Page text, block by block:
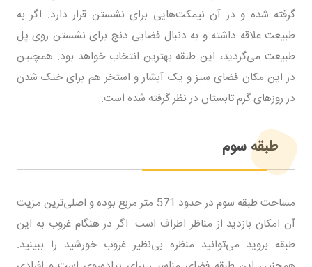
گرفته شده و در آن نیمکت‌هایی برای نشستن قرار دارد. اگر به
طبیعت علاقه داشته و به دنبال فضایی دنج برای نشستن روی پل
طبیعت می‌گردید، این طبقه بهترین انتخاب خواهد بود. همچنین
در این مکان فضای سبز و یک آبشار و استخر هم برای خنک شدن
در روزهای گرم تابستان در نظر گرفته شده است.
طبقه سوم
مساحت طبقه سوم در حدود 571 متر مربع بوده و اصلی‌ترین مزیت
آن امکان بازدید از مناظر اطراف است. اگر در هنگام غروب به این
طبقه بروید می‌توانید منظره بی‌نظیر غروب خورشید را ببینید.